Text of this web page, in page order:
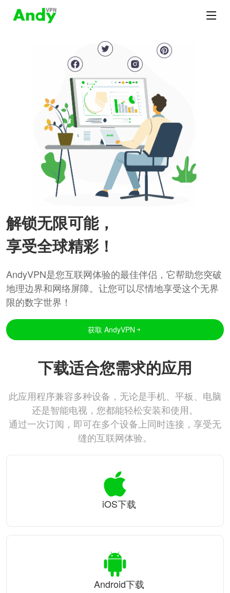
解锁无限可能，
享受全球精彩！
AndyVPN是您互联网体验的最佳伴侣，它帮助您突破
地理边界和网络屏障。让您可以尽情地享受这个无界
限的数字世界！
获取 AndyVPN
下载适合您需求的应用
此应用程序兼容多种设备，无论是手机、平板、电脑
还是智能电视，您都能轻松安装和使用。
通过一次订阅，即可在多个设备上同时连接，享受无
缝的互联网体验。
iOS下载
Android下载